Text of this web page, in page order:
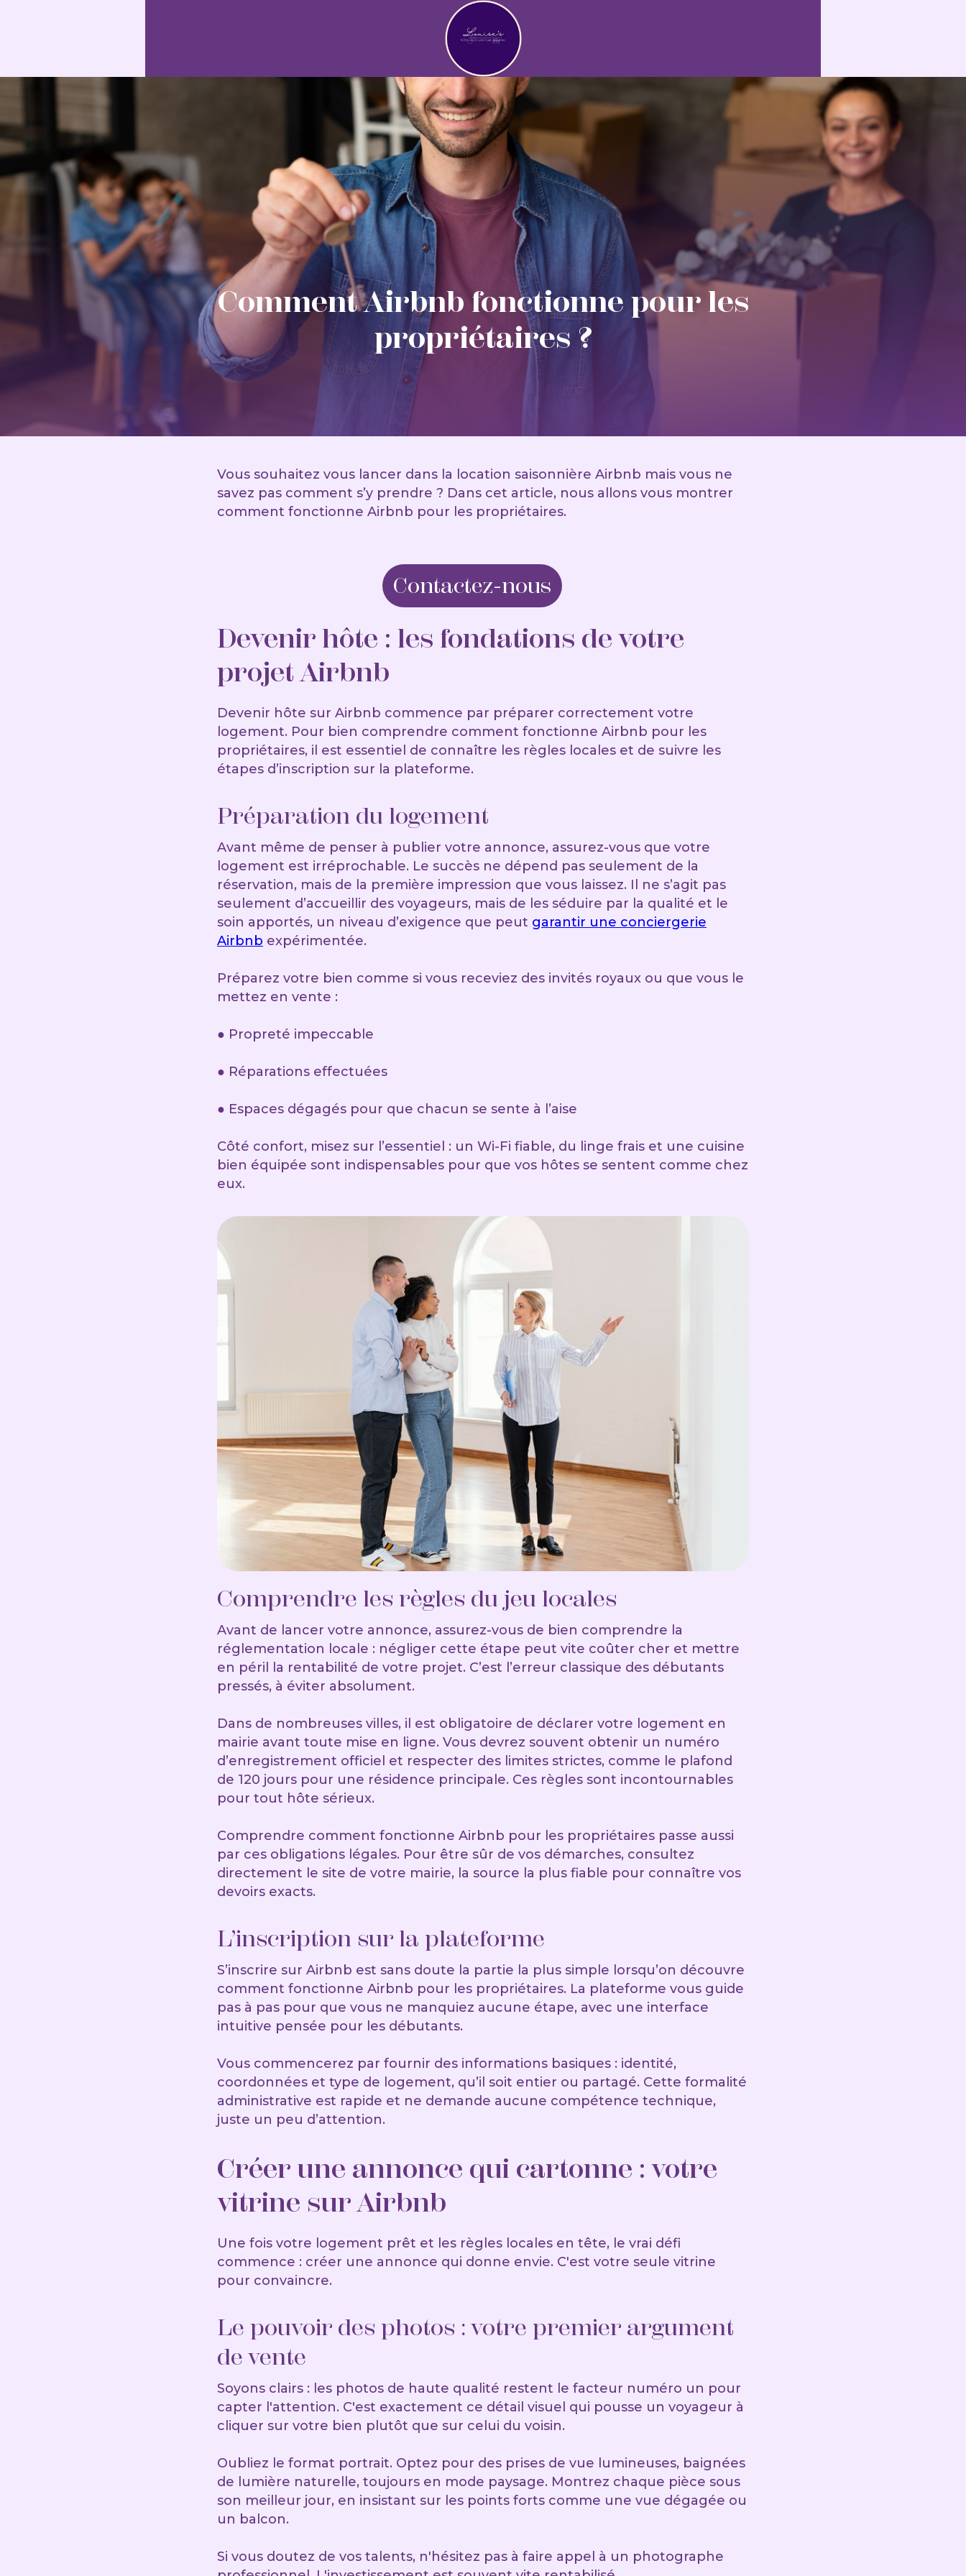
Comment Airbnb fonctionne pour les
propriétaires ?
Vous souhaitez vous lancer dans la location saisonnière Airbnb mais vous ne
savez pas comment s’y prendre ? Dans cet article, nous allons vous montrer
comment fonctionne Airbnb pour les propriétaires.
Contactez-nous
Devenir hôte : les fondations de votre
projet Airbnb
Devenir hôte sur Airbnb commence par préparer correctement votre
logement. Pour bien comprendre comment fonctionne Airbnb pour les
propriétaires, il est essentiel de connaître les règles locales et de suivre les
étapes d’inscription sur la plateforme.
Préparation du logement
Avant même de penser à publier votre annonce, assurez-vous que votre
logement est irréprochable. Le succès ne dépend pas seulement de la
réservation, mais de la première impression que vous laissez. Il ne s’agit pas
seulement d’accueillir des voyageurs, mais de les séduire par la qualité et le
soin apportés, un niveau d’exigence que peut garantir une conciergerie
Airbnb expérimentée.
Préparez votre bien comme si vous receviez des invités royaux ou que vous le
mettez en vente :
● Propreté impeccable
● Réparations effectuées
● Espaces dégagés pour que chacun se sente à l’aise
Côté confort, misez sur l’essentiel : un Wi-Fi fiable, du linge frais et une cuisine
bien équipée sont indispensables pour que vos hôtes se sentent comme chez
eux.
Comprendre les règles du jeu locales
Avant de lancer votre annonce, assurez-vous de bien comprendre la
réglementation locale : négliger cette étape peut vite coûter cher et mettre
en péril la rentabilité de votre projet. C’est l’erreur classique des débutants
pressés, à éviter absolument.
Dans de nombreuses villes, il est obligatoire de déclarer votre logement en
mairie avant toute mise en ligne. Vous devrez souvent obtenir un numéro
d’enregistrement officiel et respecter des limites strictes, comme le plafond
de 120 jours pour une résidence principale. Ces règles sont incontournables
pour tout hôte sérieux.
Comprendre comment fonctionne Airbnb pour les propriétaires passe aussi
par ces obligations légales. Pour être sûr de vos démarches, consultez
directement le site de votre mairie, la source la plus fiable pour connaître vos
devoirs exacts.
L’inscription sur la plateforme
S’inscrire sur Airbnb est sans doute la partie la plus simple lorsqu’on découvre
comment fonctionne Airbnb pour les propriétaires. La plateforme vous guide
pas à pas pour que vous ne manquiez aucune étape, avec une interface
intuitive pensée pour les débutants.
Vous commencerez par fournir des informations basiques : identité,
coordonnées et type de logement, qu’il soit entier ou partagé. Cette formalité
administrative est rapide et ne demande aucune compétence technique,
juste un peu d’attention.
Créer une annonce qui cartonne : votre
vitrine sur Airbnb
Une fois votre logement prêt et les règles locales en tête, le vrai défi
commence : créer une annonce qui donne envie. C'est votre seule vitrine
pour convaincre.
Le pouvoir des photos : votre premier argument
de vente
Soyons clairs : les photos de haute qualité restent le facteur numéro un pour
capter l'attention. C'est exactement ce détail visuel qui pousse un voyageur à
cliquer sur votre bien plutôt que sur celui du voisin.
Oubliez le format portrait. Optez pour des prises de vue lumineuses, baignées
de lumière naturelle, toujours en mode paysage. Montrez chaque pièce sous
son meilleur jour, en insistant sur les points forts comme une vue dégagée ou
un balcon.
Si vous doutez de vos talents, n'hésitez pas à faire appel à un photographe